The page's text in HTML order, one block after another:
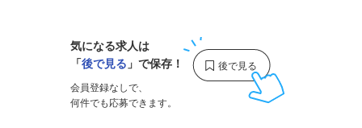
気になる求人は
「後で見る 」で保存！
会員登録なしで、
何件でも応募できます。